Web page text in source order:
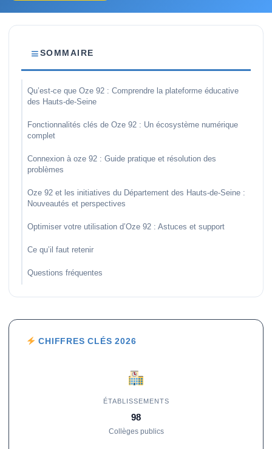
SOMMAIRE
Qu’est-ce que Oze 92 : Comprendre la plateforme éducative
des Hauts-de-Seine
Fonctionnalités clés de Oze 92 : Un écosystème numérique
complet
Connexion à oze 92 : Guide pratique et résolution des
problèmes
Oze 92 et les initiatives du Département des Hauts-de-Seine :
Nouveautés et perspectives
Optimiser votre utilisation d’Oze 92 : Astuces et support
Ce qu’il faut retenir
Questions fréquentes
CHIFFRES CLÉS 2026
ÉTABLISSEMENTS
98
Collèges publics